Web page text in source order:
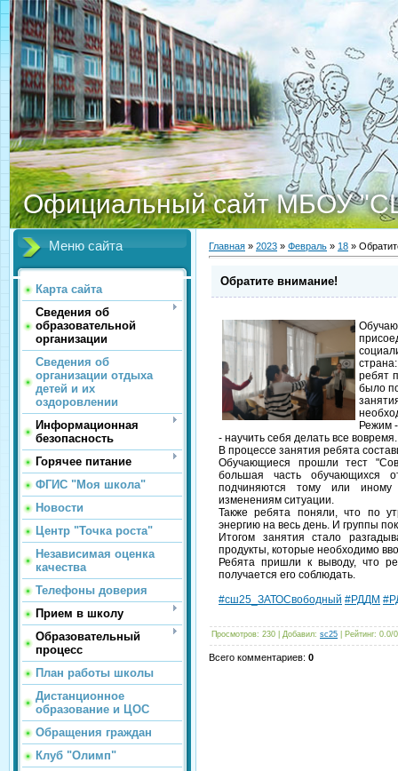
Официальный сайт МБОУ
Меню сайта
Карта сайта
Сведения об
образовательной
организации
Сведения об
организации отдыха
детей и их
оздоровлении
Информационная
безопасность
Горячее питание
ФГИС "Моя школа"
Новости
Центр "Точка роста"
Независимая оценка
качества
Телефоны доверия
Прием в школу
Образовательный
процесс
План работы школы
Дистанционное
образование и ЦОС
Обращения граждан
Клуб "Олимп"
Главная » 2023 » Февраль » 18 »
Обратите внимание!
ребят
было
Режим
- научить себя делать все вовремя.
В процессе занятия ребята
Обучающиеся прошли тест
большая часть обучающихся
подчиняются тому или иному
изменениям ситуации.
Также ребята поняли, что по
энергию на весь день. И группы
Итогом занятия стало
продукты, которые необходимо
Ребята пришли к выводу, что
получается его соблюдать.
#сш25_ЗАТОСвободный #РДДМ
Просмотров: 230 | Добавил: sc25 Рейтинг: 0.0/0
Всего комментариев: 0